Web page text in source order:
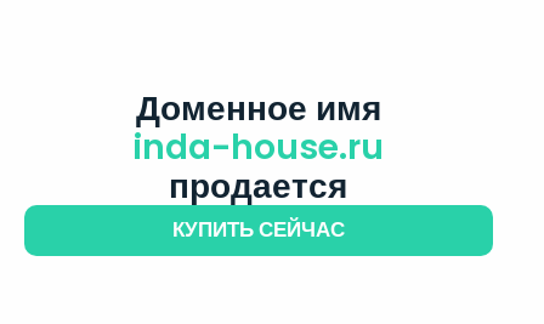
Доменное имя
inda-house.ru
продается
КУПИТЬ СЕЙЧАС